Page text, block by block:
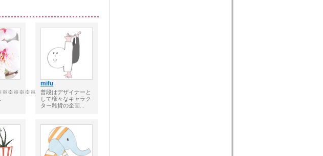
mifu
普段はデザイナーと
して様々なキャラク
ター雑貨の企画...